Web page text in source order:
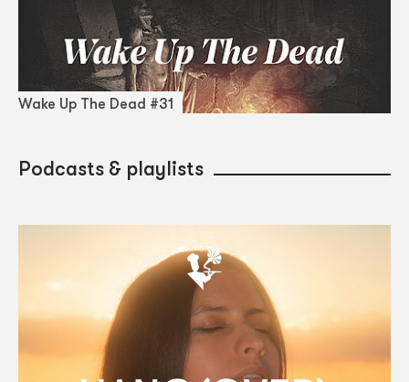
Wake Up The Dead #31
Podcasts & playlists